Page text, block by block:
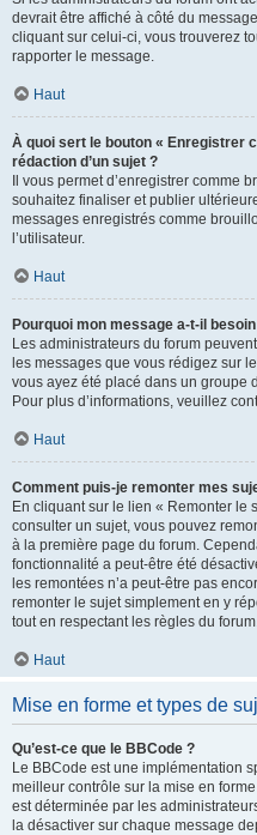
devrait être affiché à côté du
cliquant sur celui-ci, vous trouverez
rapporter le message.
Haut
À quoi sert le bouton « Enregistrer
rédaction d’un sujet ?
Il vous permet d’enregistrer comme
souhaitez finaliser et publier
messages enregistrés comme
l’utilisateur.
Haut
Pourquoi mon message a-t-il
Les administrateurs du forum
les messages que vous rédigez sur
vous ayez été placé dans un groupe
Pour plus d’informations, veuillez
Haut
Comment puis-je remonter mes
En cliquant sur le lien « Remonter le
consulter un sujet, vous pouvez
à la première page du forum.
fonctionnalité a peut-être été
les remontées n’a peut-être pas
remonter le sujet simplement en y
tout en respectant les règles du
Haut
Mise en forme et types de
Qu’est-ce que le BBCode ?
Le BBCode est une implémentation
meilleur contrôle sur la mise en
est déterminée par les
la désactiver sur chaque message